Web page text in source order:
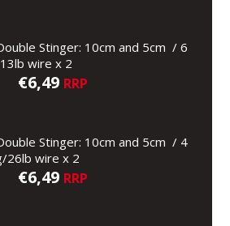
Stinger: 10cm and 5cm / 6
wire x 2
€6,49 RRP
Stinger: 10cm and 5cm / 4
26lb wire x 2
€6,49 RRP